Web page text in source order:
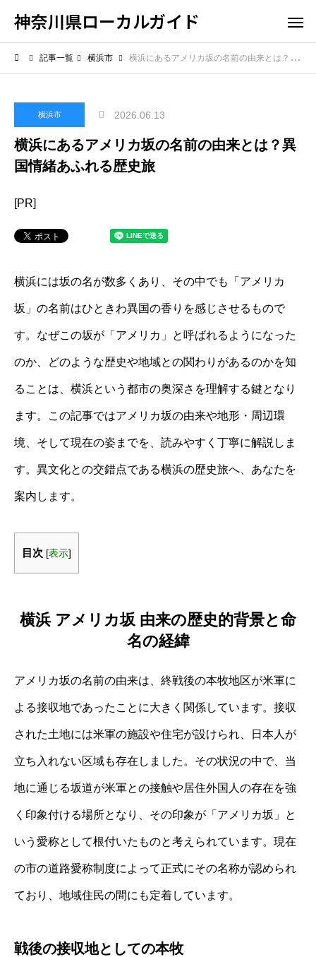
神奈川県ローカルガイド
記事一覧 横浜市 横浜にあるアメリカ坂の名前の由来とは？異国情緒あふれる歴史旅
横浜市 2026.06.13
横浜にあるアメリカ坂の名前の由来とは？異
国情緒あふれる歴史旅
[PR]
横浜には坂の名が数多くあり、その中でも「アメリカ
坂」の名前はひときわ異国の香りを感じさせるもので
す。なぜこの坂が「アメリカ」と呼ばれるようになった
のか、どのような歴史や地域との関わりがあるのかを知
ることは、横浜という都市の奥深さを理解する鍵となり
ます。この記事ではアメリカ坂の由来や地形・周辺環
境、そして現在の姿までを、読みやすく丁寧に解説しま
す。異文化との交錯点である横浜の歴史旅へ、あなたを
案内します。
目次 [表示]
横浜 アメリカ坂 由来の歴史的背景と命
名の経緯
アメリカ坂の名前の由来は、終戦後の本牧地区が米軍に
よる接収地であったことに大きく関係しています。接収
された土地には米軍の施設や住宅が設けられ、日本人が
立ち入れない区域も存在しました。その状況の中で、当
地に通じる坂道が米軍との接触や居住外国人の存在を強
く印象付ける場所となり、その印象が「アメリカ坂」と
いう愛称として根付いたものと考えられています。現在
の市の道路愛称制度によって正式にその名称が認められ
ており、地域住民の間にも定着しています。
戦後の接収地としての本牧